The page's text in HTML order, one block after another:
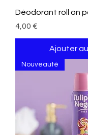
Déodorant roll on
Prix
4,00 €
Ajouter
Nouveauté